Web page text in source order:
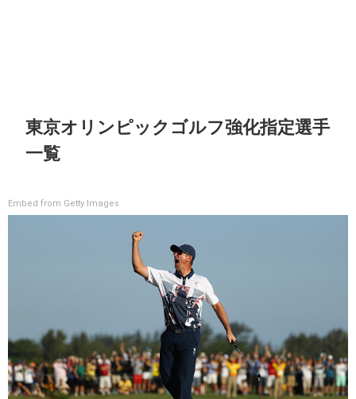
東京オリンピックゴルフ強化指定選手
一覧
Embed from Getty Images